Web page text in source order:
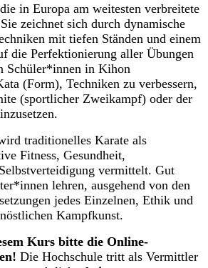
in Europa am weitesten verbreitete
zeichnet sich durch dynamische
mit tiefen Ständen und einem
die Perfektionierung aller Übungen
Schüler*innen in Kihon
(Form), Techniken zu verbessern,
(sportlicher Zweikampf) oder der
traditionelles Karate als
Fitness, Gesundheit,
vermittelt. Gut
lehren, ausgehend von den
jedes Einzelnen, Ethik und
Kampfkunst.
Kurs bitte die Online-
Die Hochschule tritt als Vermittler